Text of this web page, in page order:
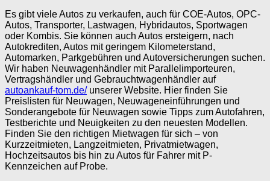
Es gibt viele Autos zu verkaufen, auch für COE-Autos, OPC-
Autos, Transporter, Lastwagen, Hybridautos, Sportwagen
oder Kombis. Sie können auch Autos ersteigern, nach
Autokrediten, Autos mit geringem Kilometerstand,
Automarken, Parkgebühren und Autoversicherungen suchen.
Wir haben Neuwagenhändler mit Parallelimporteuren,
Vertragshändler und Gebrauchtwagenhändler auf
autoankauf-tom.de/unserer Website. Hier finden Sie
Preislisten für Neuwagen, Neuwageneinführungen und
Sonderangebote für Neuwagen sowie Tipps zum Autofahren,
Testberichte und Neuigkeiten zu den neuesten Modellen.
Finden Sie den richtigen Mietwagen für sich – von
Kurzzeitmieten, Langzeitmieten, Privatmietwagen,
Hochzeitsautos bis hin zu Autos für Fahrer mit P-
Kennzeichen auf Probe.